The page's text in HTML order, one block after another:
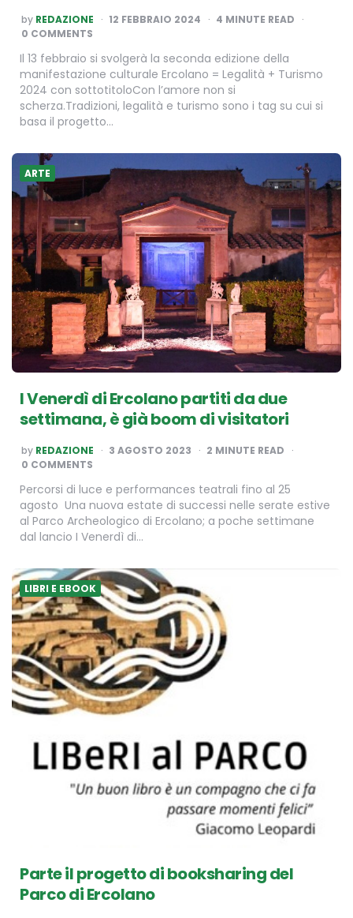
POSTED
BY
by REDAZIONE 12 FEBBRAIO 2024 4 MINUTE READ
0 COMMENTS
Il 13 febbraio si svolgerà la seconda edizione della
manifestazione culturale Ercolano = Legalità + Turismo
2024 con sottotitoloCon l’amore non si
scherza.Tradizioni, legalità e turismo sono i tag su cui si
basa il progetto…
ARTE
I Venerdì di Ercolano partiti da due
settimana, è già boom di visitatori
POSTED
BY
by REDAZIONE 3 AGOSTO 2023 2 MINUTE READ
0 COMMENTS
Percorsi di luce e performances teatrali fino al 25
agosto Una nuova estate di successi nelle serate estive
al Parco Archeologico di Ercolano; a poche settimane
dal lancio I Venerdì di…
LIBRI E EBOOK
Parte il progetto di booksharing del
Parco di Ercolano